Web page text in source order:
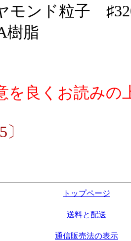
モンド粒子
樹脂
を良くお読みの
トップページ
送料と配送
通信販売法の表示